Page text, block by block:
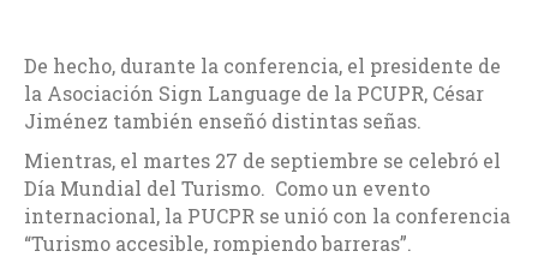
De hecho, durante la conferencia, el presidente de
la Asociación Sign Language de la PCUPR, César
Jiménez también enseñó distintas señas.
Mientras, el martes 27 de septiembre se celebró el
Día Mundial del Turismo. Como un evento
internacional, la PUCPR se unió con la conferencia
“Turismo accesible, rompiendo barreras”.